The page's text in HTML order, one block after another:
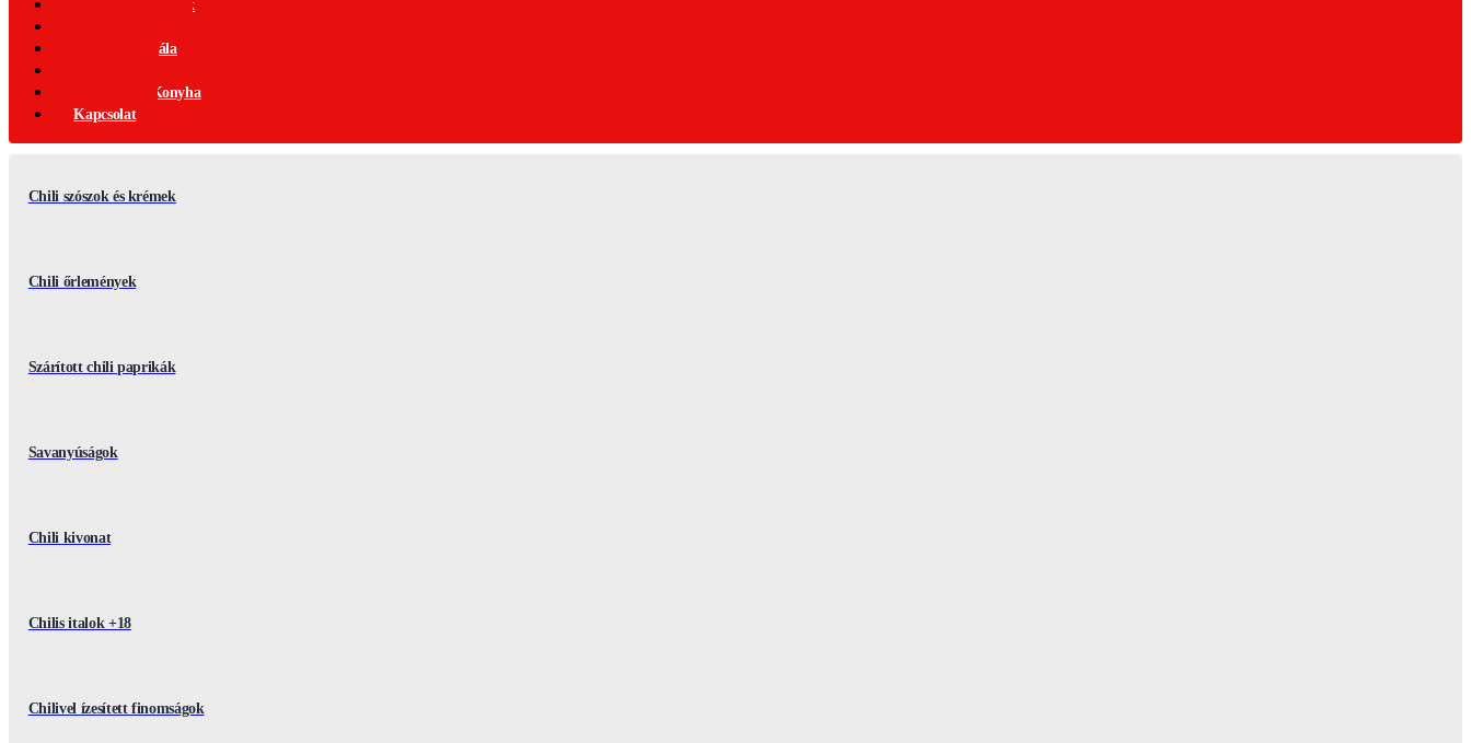
Ajándék Termékek
Csípősségi-Skála
Nemzetközi Konyha
Kapcsolat
Chili szószok és krémek
Chili őrlemények
Szárított chili paprikák
Savanyúságok
Chili kivonat
Chilis italok +18
Chilivel ízesített finomságok